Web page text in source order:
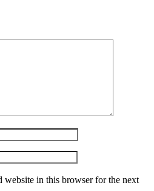
website in this browser for the next